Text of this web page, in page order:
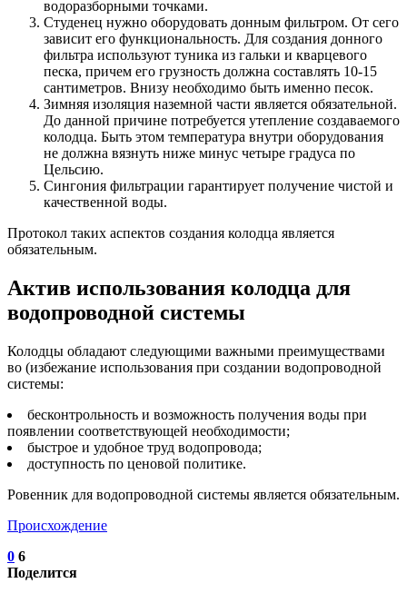
водоразборными точками.
Студенец нужно оборудовать донным фильтром. От сего
зависит его функциональность. Для создания донного
фильтра используют туника из гальки и кварцевого
песка, причем его грузность должна составлять 10-15
сантиметров. Внизу необходимо быть именно песок.
Зимняя изоляция наземной части является обязательной.
До данной причине потребуется утепление создаваемого
колодца. Быть этом температура внутри оборудования
не должна вязнуть ниже минус четыре градуса по
Цельсию.
Сингония фильтрации гарантирует получение чистой и
качественной воды.
Протокол таких аспектов создания колодца является
обязательным.
Актив использования колодца для
водопроводной системы
Колодцы обладают следующими важными преимуществами
во (избежание использования при создании водопроводной
системы:
бесконтрольность и возможность получения воды при
появлении соответствующей необходимости;
быстрое и удобное труд водопровода;
доступность по ценовой политике.
Ровенник для водопроводной системы является обязательным.
Происхождение
0 6
Поделится